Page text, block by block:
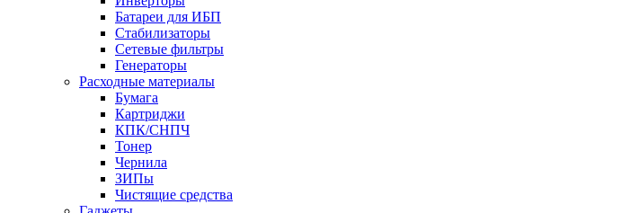
Батареи для ИБП
Стабилизаторы
Сетевые фильтры
Генераторы
Расходные материалы
Бумага
Картриджи
КПК/СНПЧ
Тонер
Чернила
ЗИПы
Чистящие средства